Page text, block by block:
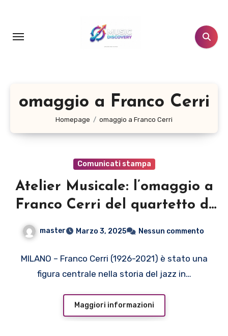
contenuto
omaggio a Franco Cerri
Homepage omaggio a Franco Cerri
Comunicati stampa
Atelier Musicale: l’omaggio a
Franco Cerri del quartetto di
Alessandro Usai e Alberto
Gurrisi sabato 8 marzo alla
Camera del Lavoro di Milano
master Marzo 3, 2025 Nessun commento
MILANO – Franco Cerri (1926-2021) è stato una
figura centrale nella storia del jazz in…
Maggiori informazioni